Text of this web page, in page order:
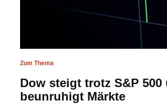
Zum Thema
Dow steigt trotz S&P
beunruhigt Märkte